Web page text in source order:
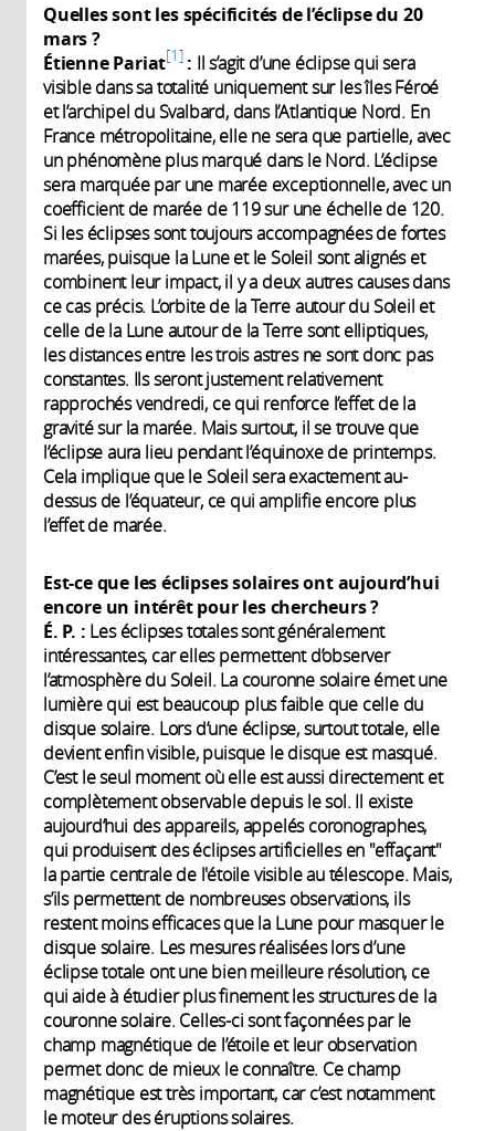
Quelles sont les spécificités de l’éclipse du 20
mars ?
Étienne Pariat 1 : Il s’agit d’une éclipse qui sera
visible dans sa totalité uniquement sur les îles Féroé
et l’archipel du Svalbard, dans l’Atlantique Nord. En
France métropolitaine, elle ne sera que partielle, avec
un phénomène plus marqué dans le Nord. L’éclipse
sera marquée par une marée exceptionnelle, avec un
coefficient de marée de 119 sur une échelle de 120.
Si les éclipses sont toujours accompagnées de fortes
marées, puisque la Lune et le Soleil sont alignés et
combinent leur impact, il y a deux autres causes dans
ce cas précis. L’orbite de la Terre autour du Soleil et
celle de la Lune autour de la Terre sont elliptiques,
les distances entre les trois astres ne sont donc pas
constantes. Ils seront justement relativement
rapprochés vendredi, ce qui renforce l’effet de la
gravité sur la marée. Mais surtout, il se trouve que
l’éclipse aura lieu pendant l’équinoxe de printemps.
Cela implique que le Soleil sera exactement au-
dessus de l’équateur, ce qui amplifie encore plus
l’effet de marée.
Est-ce que les éclipses solaires ont aujourd’hui
encore un intérêt pour les chercheurs ?
É. P. : Les éclipses totales sont généralement
intéressantes, car elles permettent d’observer
l’atmosphère du Soleil. La couronne solaire émet une
lumière qui est beaucoup plus faible que celle du
disque solaire. Lors d’une éclipse, surtout totale, elle
devient enfin visible, puisque le disque est masqué.
C’est le seul moment où elle est aussi directement et
complètement observable depuis le sol. Il existe
aujourd’hui des appareils, appelés coronographes,
qui produisent des éclipses artificielles en "effaçant"
la partie centrale de l'étoile visible au télescope. Mais,
s’ils permettent de nombreuses observations, ils
restent moins efficaces que la Lune pour masquer le
disque solaire. Les mesures réalisées lors d’une
éclipse totale ont une bien meilleure résolution, ce
qui aide à étudier plus finement les structures de la
couronne solaire. Celles-ci sont façonnées par le
champ magnétique de l’étoile et leur observation
permet donc de mieux le connaître. Ce champ
magnétique est très important, car c’est notamment
le moteur des éruptions solaires.